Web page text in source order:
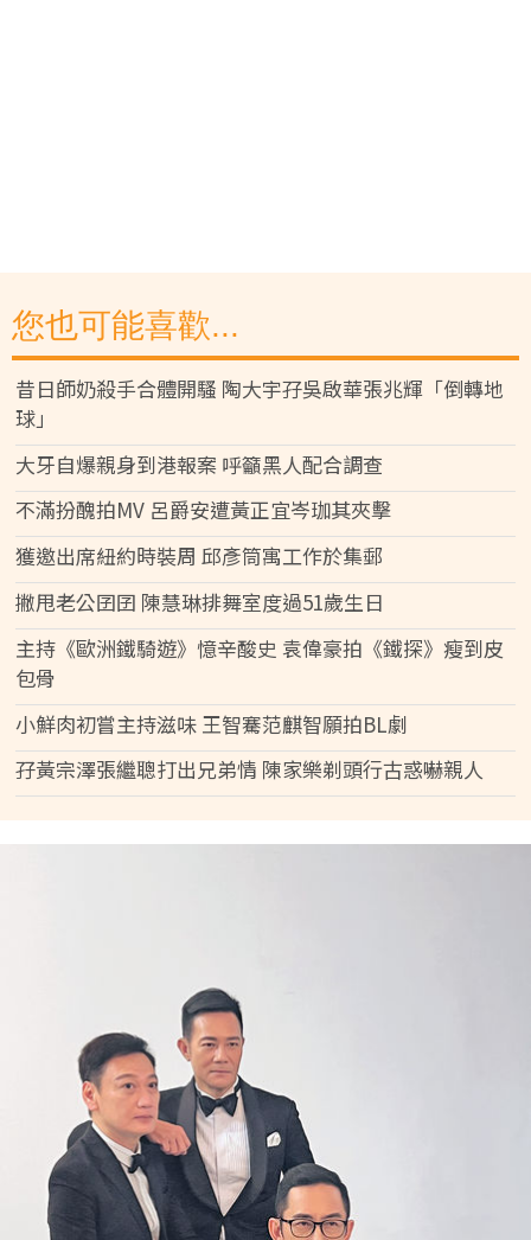
您也可能喜歡...
昔日師奶殺手合體開騷 陶大宇孖吳啟華張兆輝「倒轉地
球」
大牙自爆親身到港報案 呼籲黑人配合調查
不滿扮醜拍MV 呂爵安遭黃正宜岑珈其夾擊
獲邀出席紐約時裝周 邱彥筒寓工作於集郵
撇甩老公囝囝 陳慧琳排舞室度過51歲生日
主持《歐洲鐵騎遊》憶辛酸史 袁偉豪拍《鐵探》瘦到皮
包骨
小鮮肉初嘗主持滋味 王智騫范麒智願拍BL劇
孖黃宗澤張繼聰打出兄弟情 陳家樂剃頭行古惑嚇親人